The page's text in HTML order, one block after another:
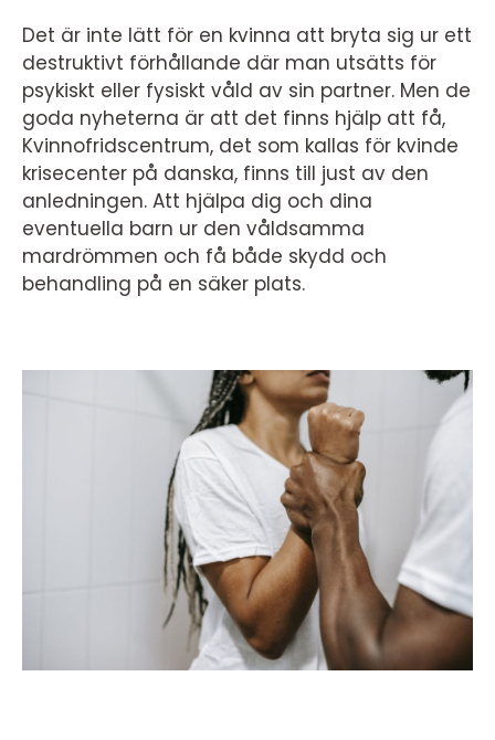
Det är inte lätt för en kvinna att bryta sig ur ett
destruktivt förhållande där man utsätts för
psykiskt eller fysiskt våld av sin partner. Men de
goda nyheterna är att det finns hjälp att få,
Kvinnofridscentrum, det som kallas för kvinde
krisecenter på danska, finns till just av den
anledningen. Att hjälpa dig och dina
eventuella barn ur den våldsamma
mardrömmen och få både skydd och
behandling på en säker plats.